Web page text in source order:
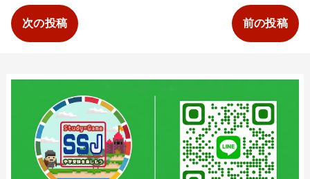
次の投稿 前の投稿